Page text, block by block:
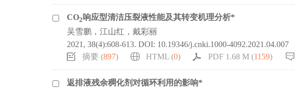
CO2 响应型清洁压裂液性能及其转变机理分析*
吴雪鹏，江山红，戴彩丽
2021, 38(4):608-613. DOI: 10.19346/j.cnki.1000-4092.2021.04.007
摘要 (897) HTML (0) PDF 1.68 M (1159)
返排液残余稠化剂对循环利用的影响*